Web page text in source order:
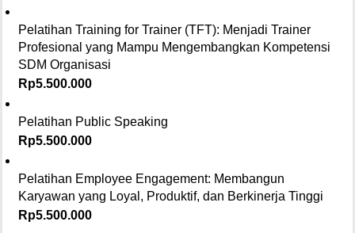
Pelatihan Training for Trainer (TFT): Menjadi Trainer
Profesional yang Mampu Mengembangkan Kompetensi
SDM Organisasi
Rp5.500.000
Pelatihan Public Speaking
Rp5.500.000
Pelatihan Employee Engagement: Membangun
Karyawan yang Loyal, Produktif, dan Berkinerja Tinggi
Rp5.500.000